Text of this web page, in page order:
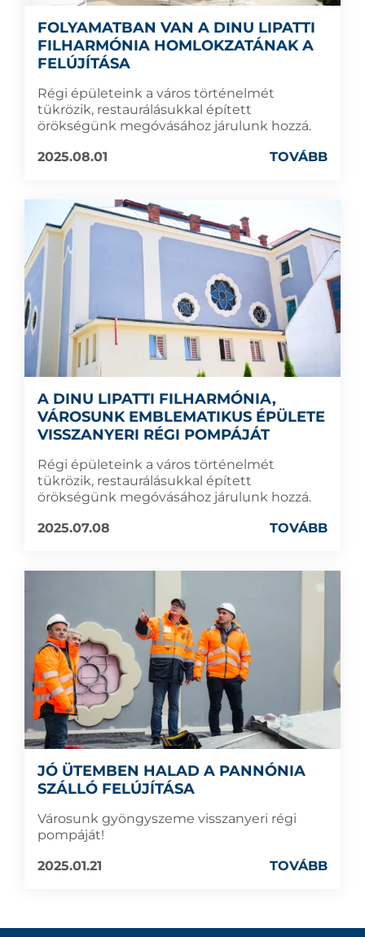
FOLYAMATBAN VAN A DINU LIPATTI
FILHARMÓNIA HOMLOKZATÁNAK A
FELÚJÍTÁSA
Régi épületeink a város történelmét
tükrözik, restaurálásukkal épített
örökségünk megóvásához járulunk hozzá.
2025.08.01
TOVÁBB
A DINU LIPATTI FILHARMÓNIA,
VÁROSUNK EMBLEMATIKUS ÉPÜLETE
VISSZANYERI RÉGI POMPÁJÁT
Régi épületeink a város történelmét
tükrözik, restaurálásukkal épített
örökségünk megóvásához járulunk hozzá.
2025.07.08
TOVÁBB
JÓ ÜTEMBEN HALAD A PANNÓNIA
SZÁLLÓ FELÚJÍTÁSA
Városunk gyöngyszeme visszanyeri régi
pompáját!
2025.01.21
TOVÁBB